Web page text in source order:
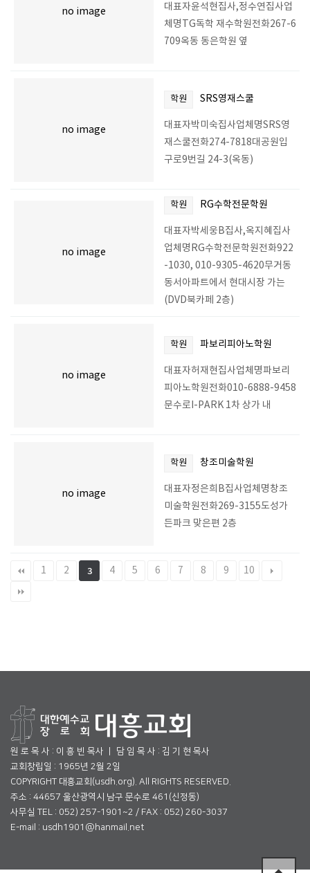
no image
대표자윤석현집사,정수연집사업
체명TG독학 재수학원전화267-6
709옥동 동은학원 옆
no image
학원 SRS영재스쿨
대표자박미숙집사업체명SRS영
재스쿨전화274-7818대공원입
구로9번길 24-3(옥동)
no image
학원 RG수학전문학원
대표자박세웅B집사,옥지혜집사
업체명RG수학전문학원전화922
-1030, 010-9305-4620무거동
동서아파트에서 현대시장 가는
(DVD북카페 2층)
no image
학원 파보리피아노학원
대표자허재현집사업체명파보리
피아노학원전화010-6888-9458
문수로I-PARK 1차 상가 내
no image
학원 창조미술학원
대표자정은희B집사업체명창조
미술학원전화269-3155도성가
든파크 맞은편 2층
1 2 3 4 5 6 7 8 9 10
원 로 목 사 : 이 흥 빈 목사 ㅣ 담 임 목 사 : 김 기 현 목사
교회창립일 : 1965년 2월 2일
COPYRIGHT 대흥교회(usdh.org). All RIGHTS RESERVED.
주소 : 44657 울산광역시 남구 문수로 461(신정동)
사무실 TEL : 052) 257-1901~2 / FAX : 052) 260-3037
E-mail : usdh1901@hanmail.net